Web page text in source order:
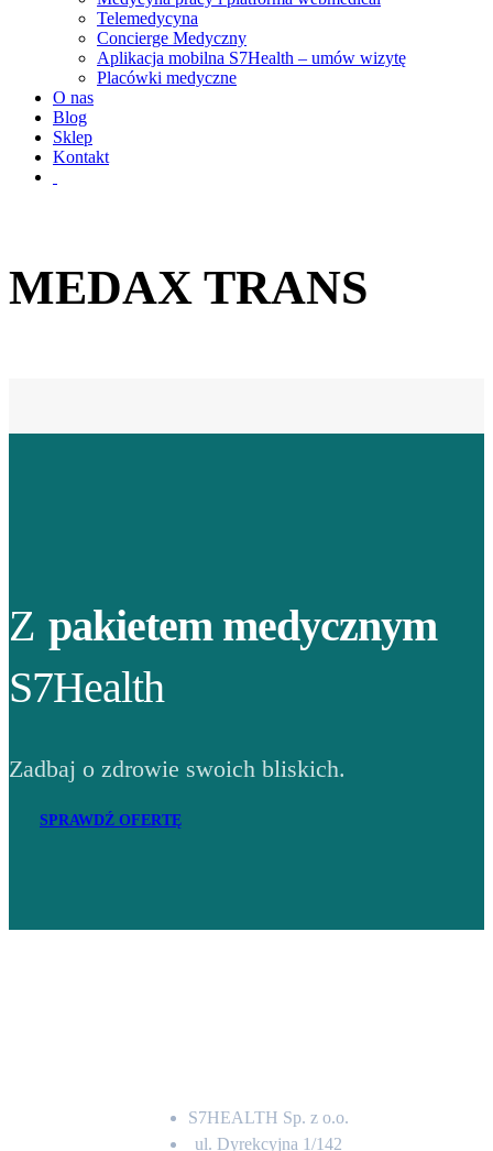
Telemedycyna
Concierge Medyczny
Aplikacja mobilna S7Health – umów wizytę
Placówki medyczne
O nas
Blog
Sklep
Kontakt
MEDAX TRANS
Z pakietem medycznym
S7Health
Zadbaj o zdrowie swoich bliskich.
SPRAWDŹ OFERTĘ
S7HEALTH Sp. z o.o.
ul. Dyrekcyjna 1/142